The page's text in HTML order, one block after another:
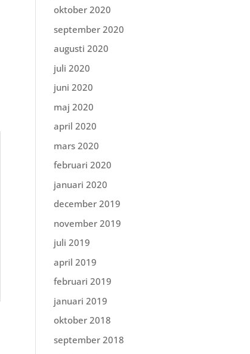
oktober 2020
september 2020
augusti 2020
juli 2020
juni 2020
maj 2020
april 2020
mars 2020
februari 2020
januari 2020
december 2019
november 2019
juli 2019
april 2019
februari 2019
januari 2019
oktober 2018
september 2018